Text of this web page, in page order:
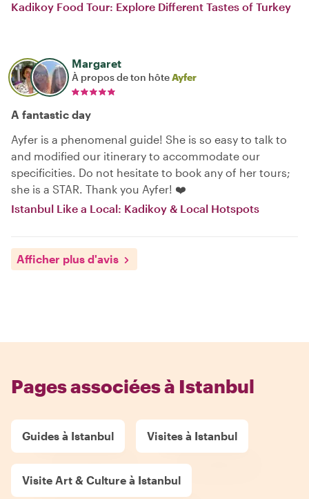
Kadikoy Food Tour: Explore Different Tastes of Turkey
Margaret
À propos de ton hôteAyfer
A fantastic day
Ayfer is a phenomenal guide! She is so easy to talk to
and modified our itinerary to accommodate our
specificities. Do not hesitate to book any of her tours;
she is a STAR. Thank you Ayfer! ❤️
Istanbul Like a Local: Kadikoy & Local Hotspots
Afficher plus d'avis
Pages associées à Istanbul
Guides à Istanbul Visites à Istanbul
Visite Art & Culture à Istanbul